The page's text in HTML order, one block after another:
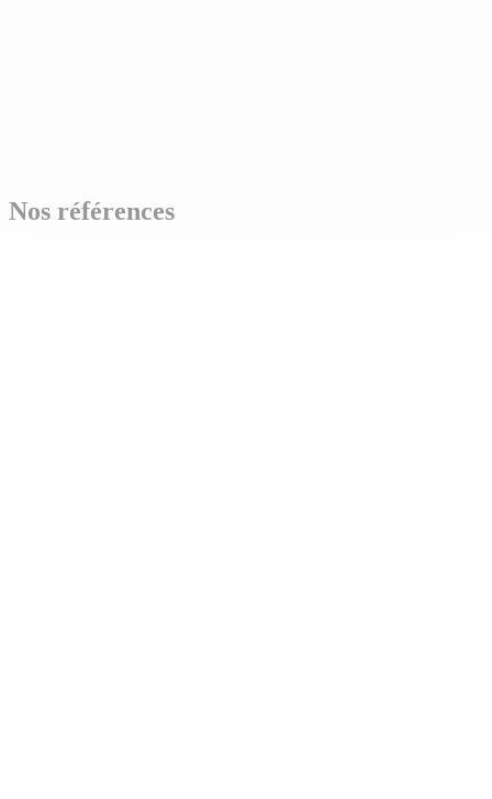
Nos références